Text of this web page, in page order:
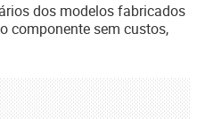
dos modelos fabricados
componente sem custos,